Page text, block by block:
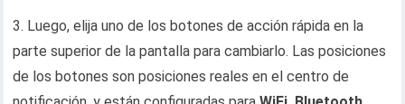
3. Luego, elija uno de los botones de acción rápida en la
parte superior de la pantalla para cambiarlo. Las posiciones
de los botones son posiciones reales en el centro de